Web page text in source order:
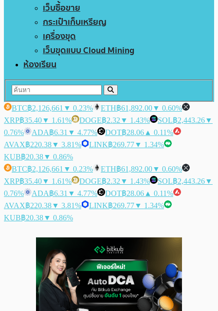
เว็บซื้อขาย
กระเป๋าเก็บเหรียญ
เครื่องขุด
เว็บขุดแบบ Cloud Mining
ห้องเรียน
BTC฿2,126,661 ▼ 0.23% ETH฿61,892.00▼ 0.60%
XRP฿35.40▼ 1.61% DOGE฿2.32 ▼ 1.43% SOL฿2,443.26▼
0.76%
ADA฿6.31 ▼ 4.77% DOT฿28.06 ▲ 0.11%
AVAX฿220.38▼ 3.81% LINK฿269.77▼ 1.34%
KUB฿20.38▼ 0.86%
BTC฿2,126,661 ▼ 0.23% ETH฿61,892.00▼ 0.60%
XRP฿35.40▼ 1.61% DOGE฿2.32 ▼ 1.43% SOL฿2,443.26▼
0.76%
ADA฿6.31 ▼ 4.77% DOT฿28.06 ▲ 0.11%
AVAX฿220.38▼ 3.81% LINK฿269.77▼ 1.34%
KUB฿20.38▼ 0.86%